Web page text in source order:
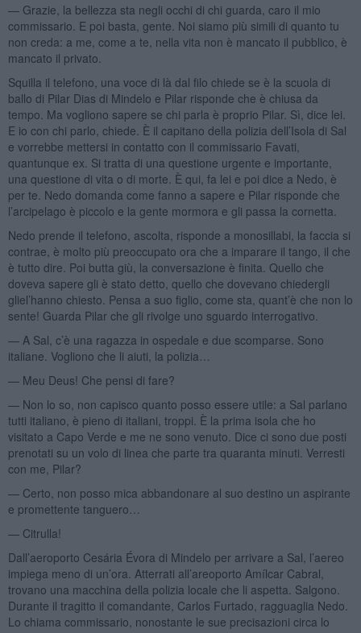
— Grazie, la bellezza sta negli occhi di chi guarda, caro il mio
commissario. E poi basta, gente. Noi siamo più simili di quanto tu
non creda: a me, come a te, nella vita non è mancato il pubblico, è
mancato il privato.
Squilla il telefono, una voce di là dal filo chiede se è la scuola di
ballo di Pilar Dias di Mindelo e Pilar risponde che è chiusa da
tempo. Ma vogliono sapere se chi parla è proprio Pilar. Sì, dice lei.
E io con chi parlo, chiede. È il capitano della polizia dell’Isola di Sal
e vorrebbe mettersi in contatto con il commissario Favati,
quantunque ex. Si tratta di una questione urgente e importante,
una questione di vita o di morte. È qui, fa lei e poi dice a Nedo, è
per te. Nedo domanda come fanno a sapere e Pilar risponde che
l’arcipelago è piccolo e la gente mormora e gli passa la cornetta.
Nedo prende il telefono, ascolta, risponde a monosillabi, la faccia si
contrae, è molto più preoccupato ora che a imparare il tango, il che
è tutto dire. Poi butta giù, la conversazione è finita. Quello che
doveva sapere gli è stato detto, quello che dovevano chiedergli
gliel’hanno chiesto. Pensa a suo figlio, come sta, quant’è che non lo
sente! Guarda Pilar che gli rivolge uno sguardo interrogativo.
— A Sal, c’è una ragazza in ospedale e due scomparse. Sono
italiane. Vogliono che li aiuti, la polizia…
— Meu Deus! Che pensi di fare?
— Non lo so, non capisco quanto posso essere utile: a Sal parlano
tutti italiano, è pieno di italiani, troppi. È la prima isola che ho
visitato a Capo Verde e me ne sono venuto. Dice ci sono due posti
prenotati su un volo di linea che parte tra quaranta minuti. Verresti
con me, Pilar?
— Certo, non posso mica abbandonare al suo destino un aspirante
e promettente tanguero…
— Citrulla!
Dall’aeroporto Cesária Évora di Mindelo per arrivare a Sal, l’aereo
impiega meno di un’ora. Atterrati all’areoporto Amílcar Cabral,
trovano una macchina della polizia locale che li aspetta. Salgono.
Durante il tragitto il comandante, Carlos Furtado, ragguaglia Nedo.
Lo chiama commissario, nonostante le sue precisazioni circa lo